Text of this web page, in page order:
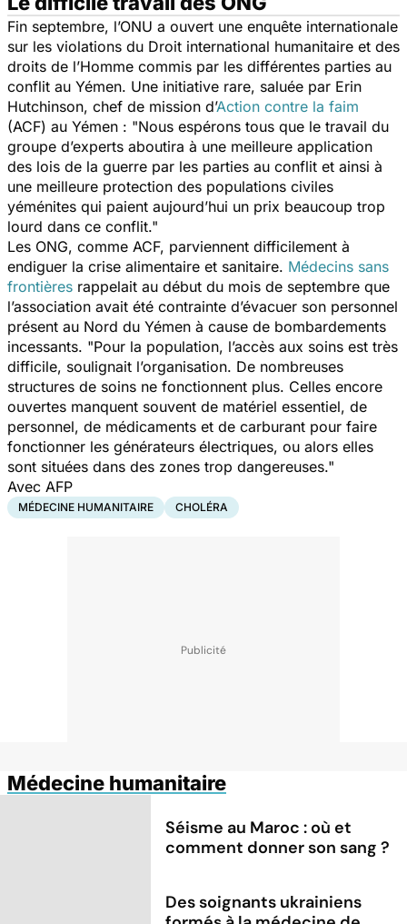
Fin septembre, l’ONU a ouvert une enquête internationale
sur les violations du Droit international humanitaire et des
droits de l’Homme commis par les différentes parties au
conflit au Yémen. Une initiative rare, saluée par Erin
Hutchinson, chef de mission d’Action contre la faim
(ACF) au Yémen : "Nous espérons tous que le travail du
groupe d’experts aboutira à une meilleure application
des lois de la guerre par les parties au conflit et ainsi à
une meilleure protection des populations civiles
yéménites qui paient aujourd’hui un prix beaucoup trop
lourd dans ce conflit."
Les ONG, comme ACF, parviennent difficilement à
endiguer la crise alimentaire et sanitaire. Médecins sans
frontières rappelait au début du mois de septembre que
l’association avait été contrainte d’évacuer son personnel
présent au Nord du Yémen à cause de bombardements
incessants. "Pour la population, l’accès aux soins est très
difficile, soulignait l’organisation. De nombreuses
structures de soins ne fonctionnent plus. Celles encore
ouvertes manquent souvent de matériel essentiel, de
personnel, de médicaments et de carburant pour faire
fonctionner les générateurs électriques, ou alors elles
sont situées dans des zones trop dangereuses."
Avec AFP
MÉDECINE HUMANITAIRE CHOLÉRA
Médecine humanitaire
Séisme au Maroc : où et
comment donner son sang ?
Des soignants ukrainiens